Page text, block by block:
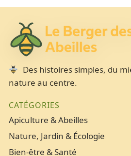
Des histoires simples, du
nature au centre.
CATÉGORIES
Apiculture & Abeilles
Nature, Jardin & Écologie
Bien-être & Santé